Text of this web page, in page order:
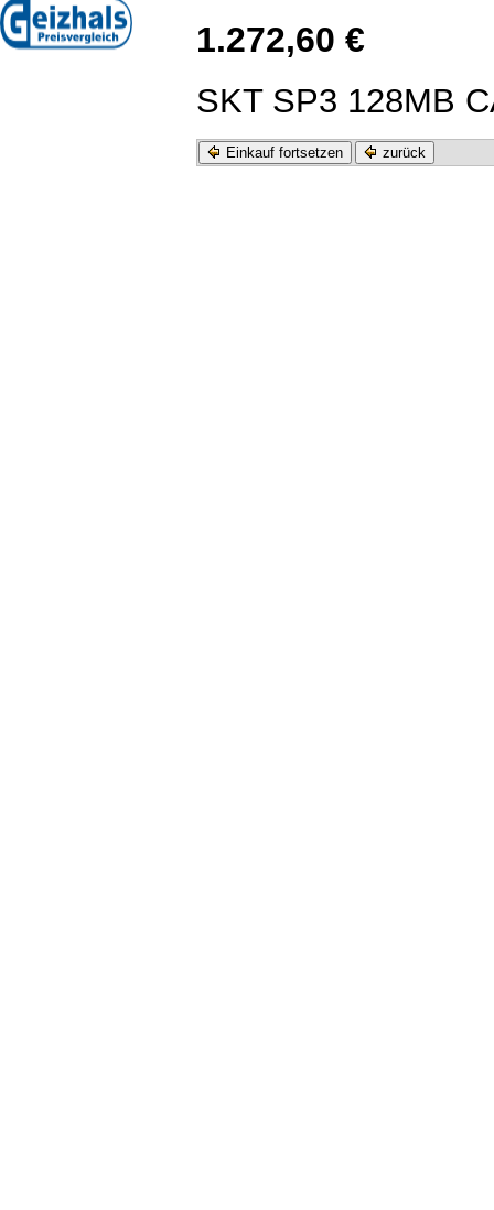
1.272,60 €
SKT SP3 128MB
Einkauf fortsetzen zurück